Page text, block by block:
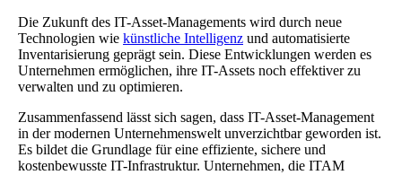
Die Zukunft des IT-Asset-Managements wird durch neue
Technologien wie künstliche Intelligenz und automatisierte
Inventarisierung geprägt sein. Diese Entwicklungen werden es
Unternehmen ermöglichen, ihre IT-Assets noch effektiver zu
verwalten und zu optimieren.
Zusammenfassend lässt sich sagen, dass IT-Asset-Management
in der modernen Unternehmenswelt unverzichtbar geworden ist.
Es bildet die Grundlage für eine effiziente, sichere und
kostenbewusste IT-Infrastruktur. Unternehmen, die ITAM